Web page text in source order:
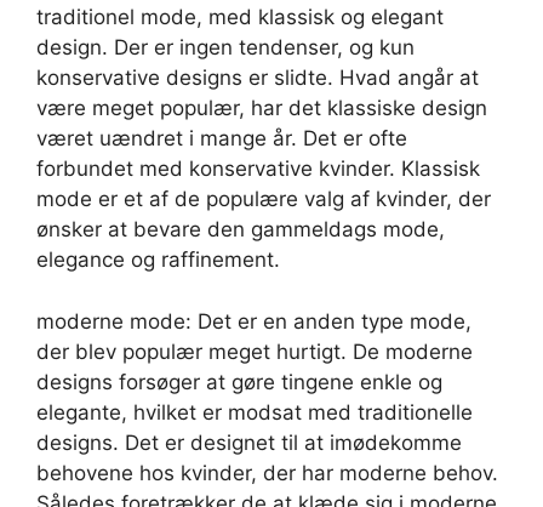
traditionel mode, med klassisk og elegant
design. Der er ingen tendenser, og kun
konservative designs er slidte. Hvad angår at
være meget populær, har det klassiske design
været uændret i mange år. Det er ofte
forbundet med konservative kvinder. Klassisk
mode er et af de populære valg af kvinder, der
ønsker at bevare den gammeldags mode,
elegance og raffinement.
moderne mode: Det er en anden type mode,
der blev populær meget hurtigt. De moderne
designs forsøger at gøre tingene enkle og
elegante, hvilket er modsat med traditionelle
designs. Det er designet til at imødekomme
behovene hos kvinder, der har moderne behov.